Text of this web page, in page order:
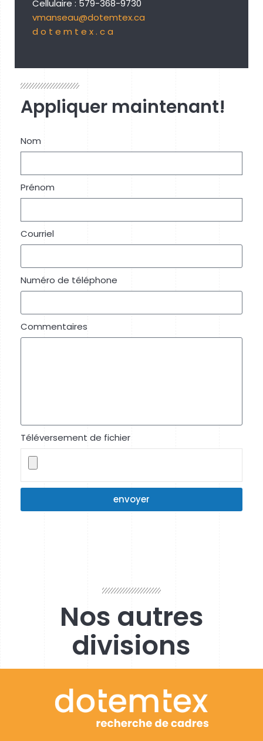
Cellulaire : 579-368-9730
vmanseau@dotemtex.ca
d o t e m t e x . c a
Appliquer maintenant!
Nom
Prénom
Courriel
Numéro de téléphone
Commentaires
Téléversement de fichier
envoyer
Nos autres
divisions